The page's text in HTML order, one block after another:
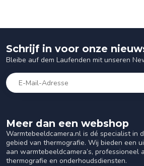
Meer dan een webshop
Warmtebeeldcamera.nl is dé specialist in
gebied van thermografie. Wij bieden een
aan warmtebeeldcamera’s, professioneel
thermografie en onderhoudsdiensten.
Schrijf in voor onze
Bleibe auf dem Laufenden mit unseren